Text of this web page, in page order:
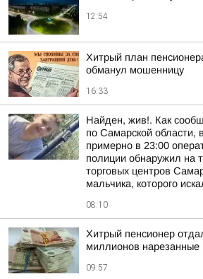
12:54
Хитрый план
обманул мошенницу
16:33
Найден, жив!. Как
по Самарской области,
примерно в 23:00
полиции обнаружил на
торговых центров
мальчика, которого
08:10
Хитрый пенсионер
миллионов нарезанные
09:57